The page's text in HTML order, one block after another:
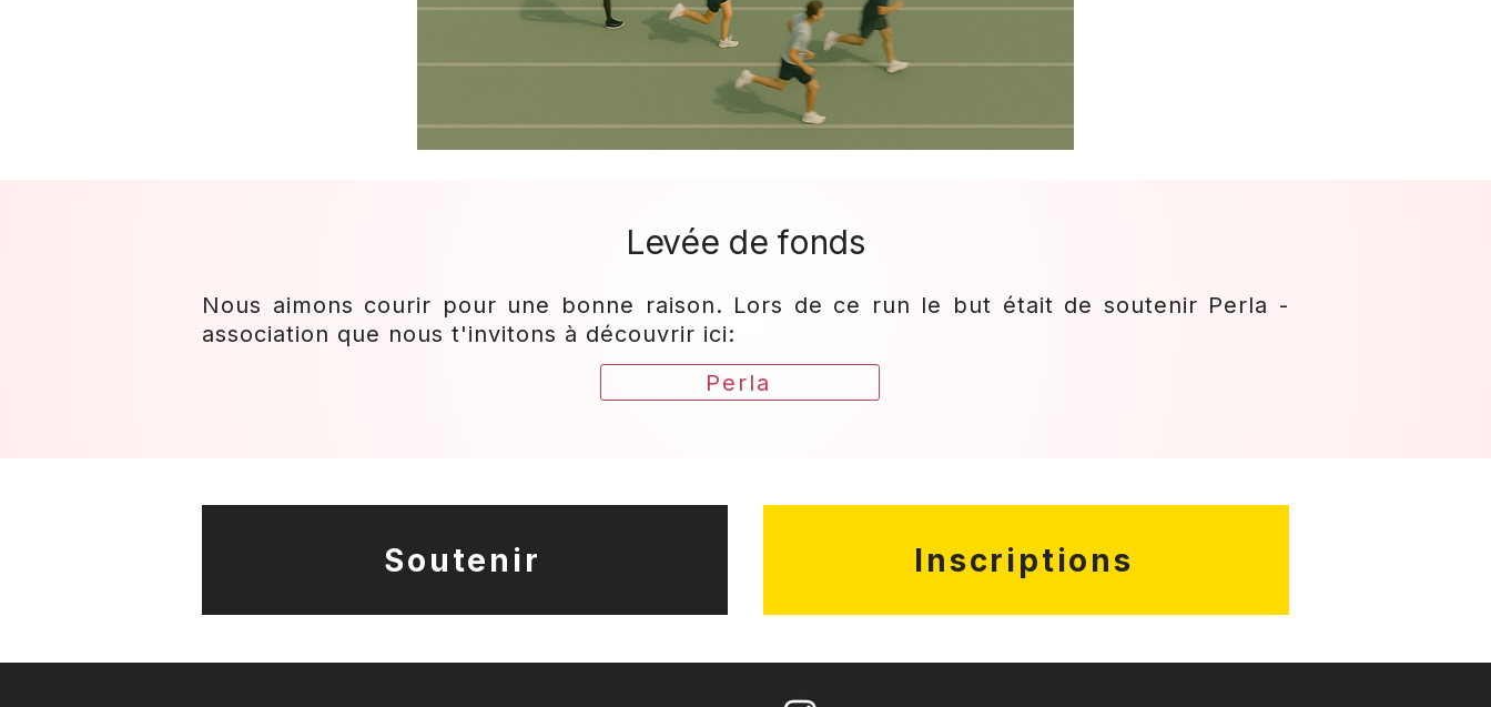
Levée de fonds​
Nous aimons courir pour une bonne raison. Lors de ce run le but était de soutenir Perla -
association que nous t'invitons à découvrir ici:
Perla
Soutenir Inscriptions